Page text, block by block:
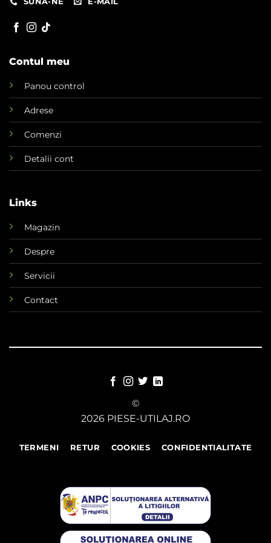
Contul meu
Panou control
Adrese
Comenzi
Detalii cont
Links
Magazin
Despre
Servicii
Contact
©
2026 PIESE-UTILAJ.RO
TERMENI RETUR COOKIES CONFIDENTIALITATE